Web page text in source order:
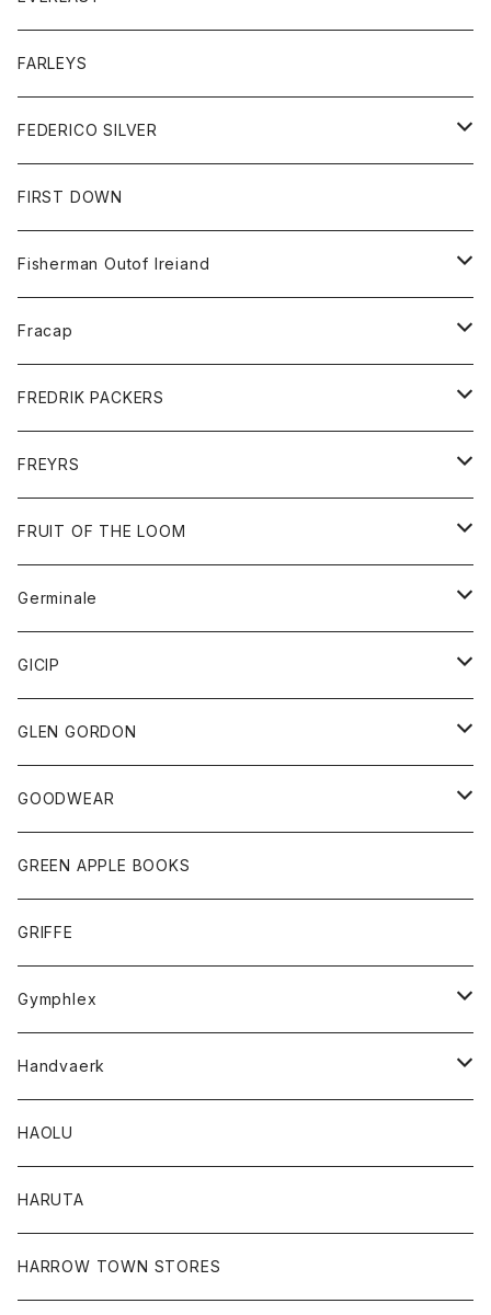
シャツ
セーター
ボトム
ショートパンツ
パンツ
レディース
コート
ジャケット
Tシャツ
ボトム
トップス
ジャケット
スエットシャツ
ボトム
スエットパンツ
グッズ
帽子
FARLEYS
FEDERICO SILVER
アクセサリー
FIRST DOWN
Fisherman Outof Ireiand
ニット
Fracap
グッズ
靴
FREDRIK PACKERS
アクセサリー
バッグ
FREYRS
サングラス
FRUIT OF THE LOOM
アウター
パーカー
グッズ
ネクタイ
チーフ
トップス
シャツ
タンクトップ
ボトム
ショートパンツ
スカート
レディース
スカート
Tシャツ
Germinale
靴
サンダル
GICIP
トップス
Tシャツ
GLEN GORDON
グッズ
手袋
GOODWEAR
トップス
Tシャツ
GREEN APPLE BOOKS
GRIFFE
Gymphlex
アウター
カーディガン
コート
トップス
シャツ
スウェット
レディース
カーディガン
ボトム
Handvaerk
トップス
Tシャツ
ロンTEE
HAOLU
HARUTA
HARROW TOWN STORES